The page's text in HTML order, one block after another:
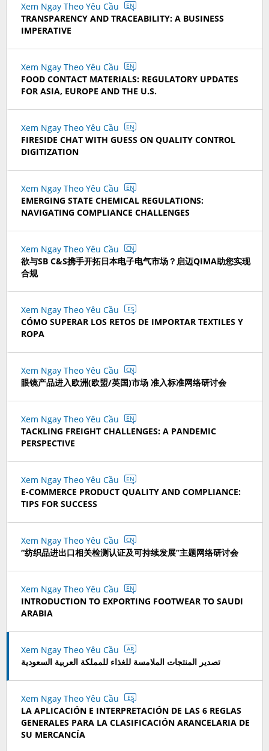
Xem Ngay Theo Yêu Cầu EN
TRANSPARENCY AND TRACEABILITY: A BUSINESS
IMPERATIVE
Xem Ngay Theo Yêu Cầu EN
FOOD CONTACT MATERIALS: REGULATORY UPDATES
FOR ASIA, EUROPE AND THE U.S.
Xem Ngay Theo Yêu Cầu EN
FIRESIDE CHAT WITH GUESS ON QUALITY CONTROL
DIGITIZATION
Xem Ngay Theo Yêu Cầu EN
EMERGING STATE CHEMICAL REGULATIONS:
NAVIGATING COMPLIANCE CHALLENGES
Xem Ngay Theo Yêu Cầu CN
欲与SB C&S携手开拓日本电子电气市场？启迈QIMA助您实现
合规
Xem Ngay Theo Yêu Cầu ES
CÓMO SUPERAR LOS RETOS DE IMPORTAR TEXTILES Y
ROPA
Xem Ngay Theo Yêu Cầu CN
眼镜产品进入欧洲(欧盟/英国)市场 准入标准网络研讨会
Xem Ngay Theo Yêu Cầu EN
TACKLING FREIGHT CHALLENGES: A PANDEMIC
PERSPECTIVE
Xem Ngay Theo Yêu Cầu EN
E-COMMERCE PRODUCT QUALITY AND COMPLIANCE:
TIPS FOR SUCCESS
Xem Ngay Theo Yêu Cầu CN
“纺织品进出口相关检测认证及可持续发展”主题网络研讨会
Xem Ngay Theo Yêu Cầu EN
INTRODUCTION TO EXPORTING FOOTWEAR TO SAUDI
ARABIA
Xem Ngay Theo Yêu Cầu AR
تصدير المنتجات الملامسة للغذاء للمملكة العربية السعودية
Xem Ngay Theo Yêu Cầu ES
LA APLICACIÓN E INTERPRETACIÓN DE LAS 6 REGLAS
GENERALES PARA LA CLASIFICACIÓN ARANCELARIA DE
SU MERCANCÍA